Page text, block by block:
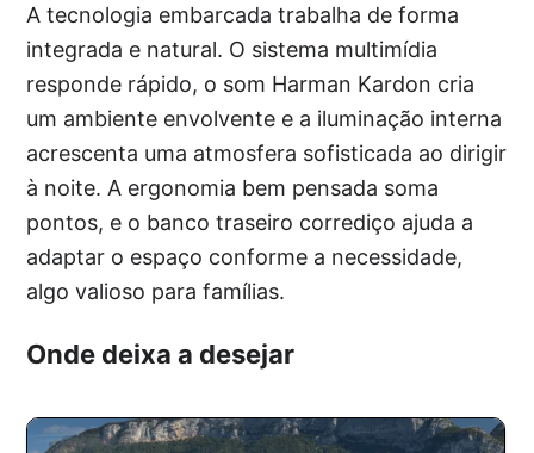
A tecnologia embarcada trabalha de forma
integrada e natural. O sistema multimídia
responde rápido, o som Harman Kardon cria
um ambiente envolvente e a iluminação interna
acrescenta uma atmosfera sofisticada ao dirigir
à noite. A ergonomia bem pensada soma
pontos, e o banco traseiro corrediço ajuda a
adaptar o espaço conforme a necessidade,
algo valioso para famílias.
Onde deixa a desejar